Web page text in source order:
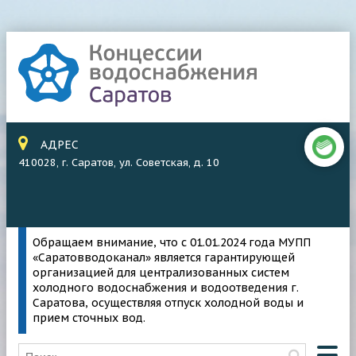
АДРЕС
410028, г. Саратов, ул. Советская, д. 10
Обращаем внимание, что с 01.01.2024 года МУПП
«Саратовводоканал» является гарантирующей
организацией для централизованных систем
холодного водоснабжения и водоотведения г.
Саратова, осуществляя отпуск холодной воды и
прием сточных вод.